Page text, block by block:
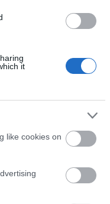
it
like cookies on
τέχνης και
Ιδιαίτερα
από την οποία
στην Αρχαία
και στην Achaia